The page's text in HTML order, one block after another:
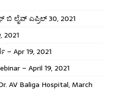
ಲೈವ್ ಎಪ್ರಿಲ್ 30, 2021
– Apr 19, 2021
– April 19, 2021
AV Baliga Hospital, March